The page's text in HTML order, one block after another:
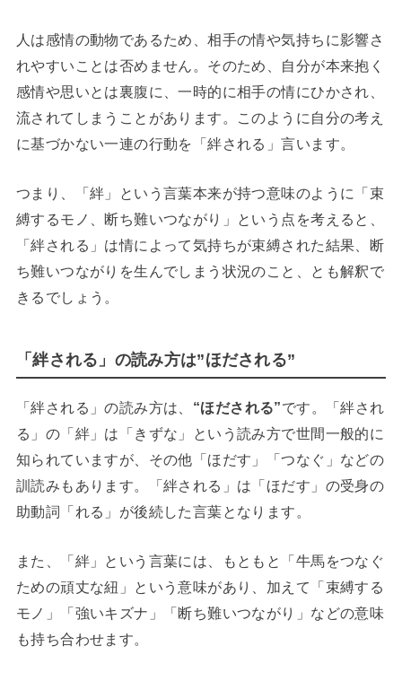
人は感情の動物であるため、相手の情や気持ちに影響さ
れやすいことは否めません。そのため、自分が本来抱く
感情や思いとは裏腹に、一時的に相手の情にひかされ、
流されてしまうことがあります。このように自分の考え
に基づかない一連の行動を「絆される」言います。
つまり、「絆」という言葉本来が持つ意味のように「束
縛するモノ、断ち難いつながり」という点を考えると、
「絆される」は情によって気持ちが束縛された結果、断
ち難いつながりを生んでしまう状況のこと、とも解釈で
きるでしょう。
「絆される」の読み方は”ほだされる”
「絆される」の読み方は、 “ほだされる”です。「絆され
る」の「絆」は「きずな」という読み方で世間一般的に
知られていますが、その他「ほだす」「つなぐ」などの
訓読みもあります。「絆される」は「ほだす」の受身の
助動詞「れる」が後続した言葉となります。
また、「絆」という言葉には、もともと「牛馬をつなぐ
ための頑丈な紐」という意味があり、加えて「束縛する
モノ」「強いキズナ」「断ち難いつながり」などの意味
も持ち合わせます。